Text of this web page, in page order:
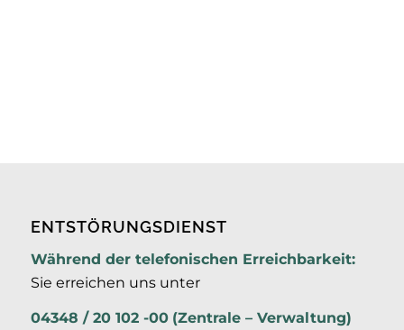
ENTSTÖRUNGSDIENST
Während der telefonischen Erreichbarkeit:
Sie erreichen uns unter
04348 / 20 102 -00 (Zentrale – Verwaltung)